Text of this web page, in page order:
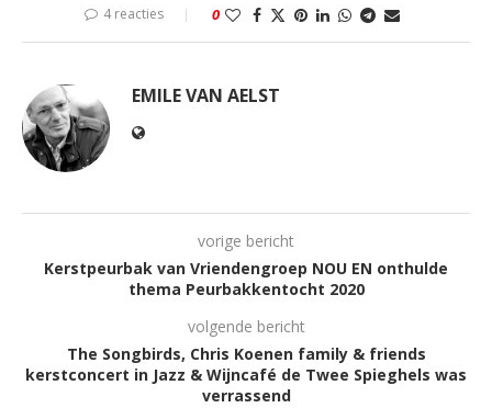
4 reacties 0
EMILE VAN AELST
vorige bericht
Kerstpeurbak van Vriendengroep NOU EN onthulde
thema Peurbakkentocht 2020
volgende bericht
The Songbirds, Chris Koenen family & friends
kerstconcert in Jazz & Wijncafé de Twee Spieghels was
verrassend